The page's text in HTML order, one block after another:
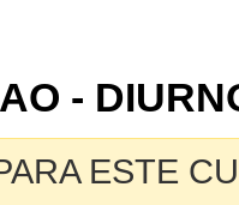
-
ESTE